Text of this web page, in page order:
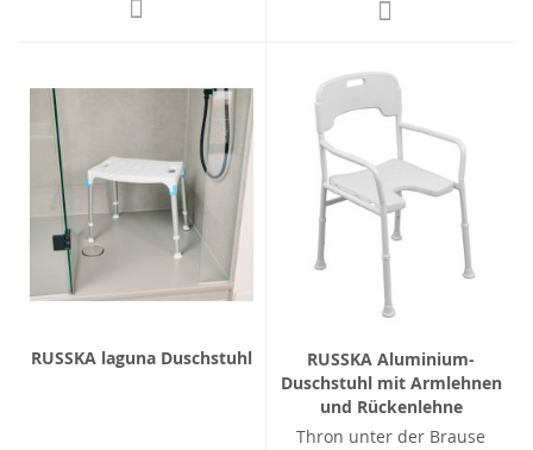
RUSSKA laguna Duschstuhl
RUSSKA Aluminium-
Duschstuhl mit Armlehnen
und Rückenlehne
Thron unter der Brause